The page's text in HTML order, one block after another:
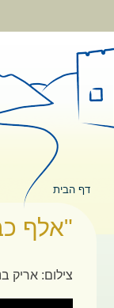
הינך נמצא
דף הבית
"אלף
צילום: אריק